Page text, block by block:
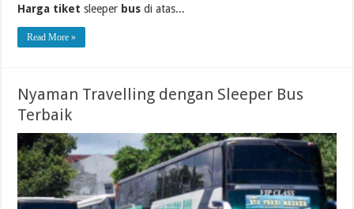
Harga tiket sleeper bus di atas...
Read More »
Nyaman Travelling dengan Sleeper Bus
Terbaik